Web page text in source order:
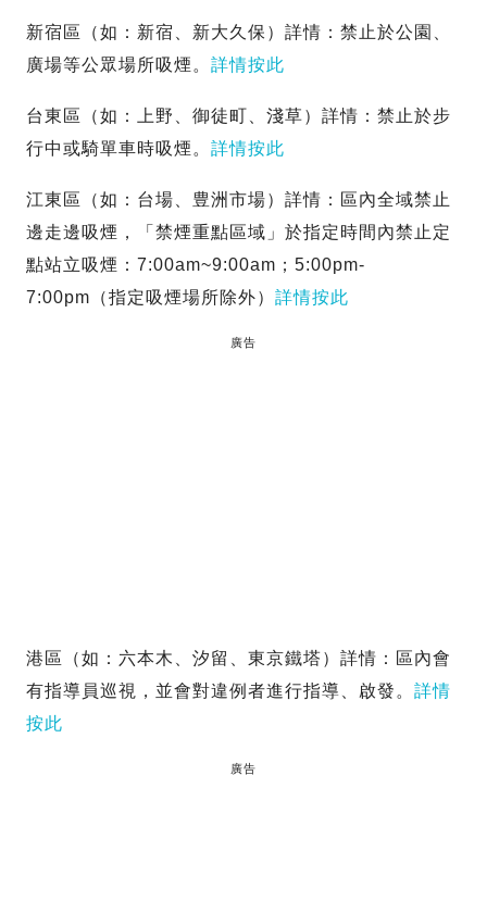
新宿區（如：新宿、新大久保）詳情：禁止於公園、
廣場等公眾場所吸煙。 詳情按此
台東區（如：上野、御徒町、淺草）詳情：禁止於步
行中或騎單車時吸煙。 詳情按此
江東區（如：台場、豊洲市場）詳情：區內全域禁止
邊走邊吸煙，「禁煙重點區域」於指定時間內禁止定
點站立吸煙：7:00am~9:00am；5:00pm-
7:00pm（指定吸煙場所除外） 詳情按此
廣告
港區（如：六本木、汐留、東京鐵塔）詳情：區內會
有指導員巡視，並會對違例者進行指導、啟發。 詳情
按此
廣告